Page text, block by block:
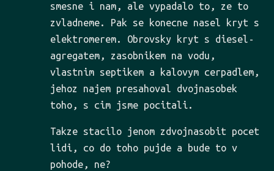
smesne i nam, ale vypadalo to, ze to
zvladneme. Pak se konecne nasel kryt s
elektromerem. Obrovsky kryt s diesel-
agregatem, zasobnikem na vodu,
vlastnim septikem a kalovym cerpadlem,
jehoz najem presahoval dvojnasobek
toho, s cim jsme pocitali.
Takze stacilo jenom zdvojnasobit pocet
lidi, co do toho pujde a bude to v
pohode, ne?